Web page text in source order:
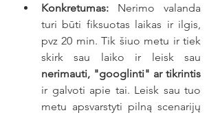
Konkretumas: Nerimo valanda
turi būti fiksuotas laikas ir ilgis,
pvz 20 min. Tik šiuo metu ir tiek
nerimauti, "googlinti" ar tikrintis
ir galvoti apie tai. Leisk sau tuo